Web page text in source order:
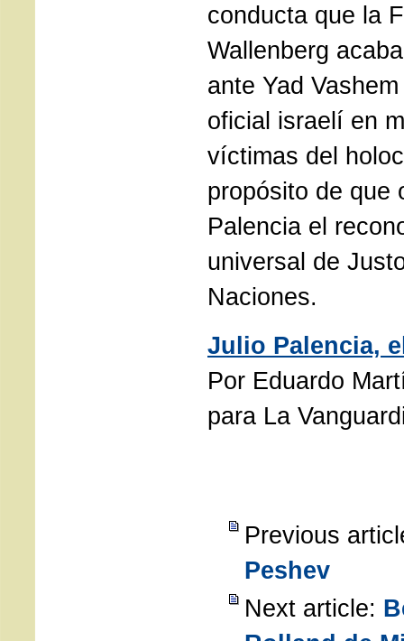
conducta que la
Wallenberg
ante Yad
oficial israelí en
víctimas del
propósito de que
Palencia el
universal de
Naciones.
Julio Palencia,
Por Eduardo
para La
Previous
Peshev
Next article: